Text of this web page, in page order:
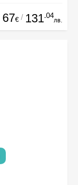
67€ / 131.04
лв.